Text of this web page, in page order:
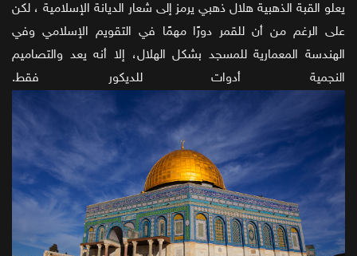
يعلو القبة الذهبية هلال ذهبي يرمز إلى شعار الديانة الإسلامية ، لكن
على الرغم من أن للقمر دورًا مهمًا في التقويم الإسلامي وفي
الهندسة المعمارية للمسجد بشكل الهلال، إلا أنه يعد والتصاميم
النجمية أدوات للديكور فقط.